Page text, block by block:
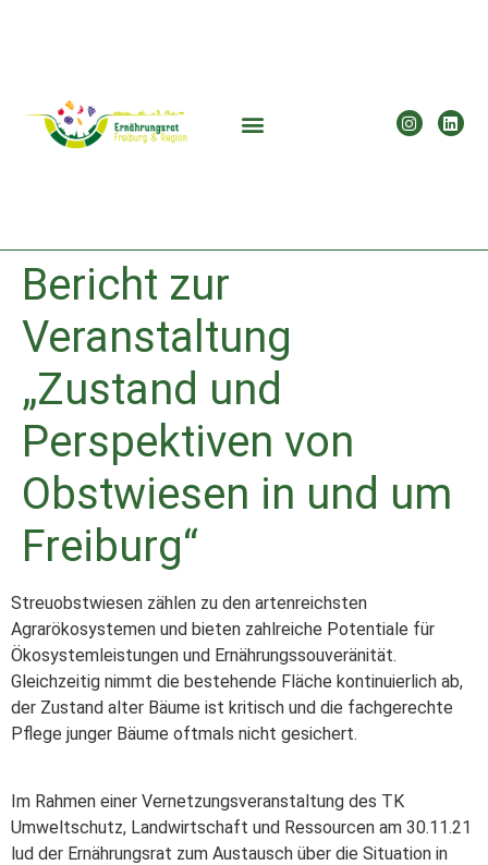
Bericht zur
Veranstaltung
„Zustand und
Perspektiven von
Obstwiesen in und um
Freiburg“
Streuobstwiesen zählen zu den artenreichsten
Agrarökosystemen und bieten zahlreiche Potentiale für
Ökosystemleistungen und Ernährungssouveränität.
Gleichzeitig nimmt die bestehende Fläche kontinuierlich ab,
der Zustand alter Bäume ist kritisch und die fachgerechte
Pflege junger Bäume oftmals nicht gesichert.
Im Rahmen einer Vernetzungsveranstaltung des TK
Umweltschutz, Landwirtschaft und Ressourcen am 30.11.21
lud der Ernährungsrat zum Austausch über die Situation in